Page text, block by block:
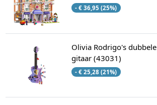
- € 36,95 (25%)
Olivia Rodrigo's dubbele
gitaar (43031)
- € 25,28 (21%)